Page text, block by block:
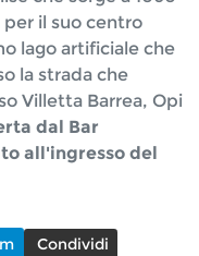
il suo centro
lago artificiale che
la strada che
Villetta Barrea, Opi
dal Bar
all'ingresso del
Condividi